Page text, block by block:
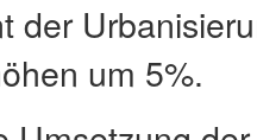
der
um 5%.